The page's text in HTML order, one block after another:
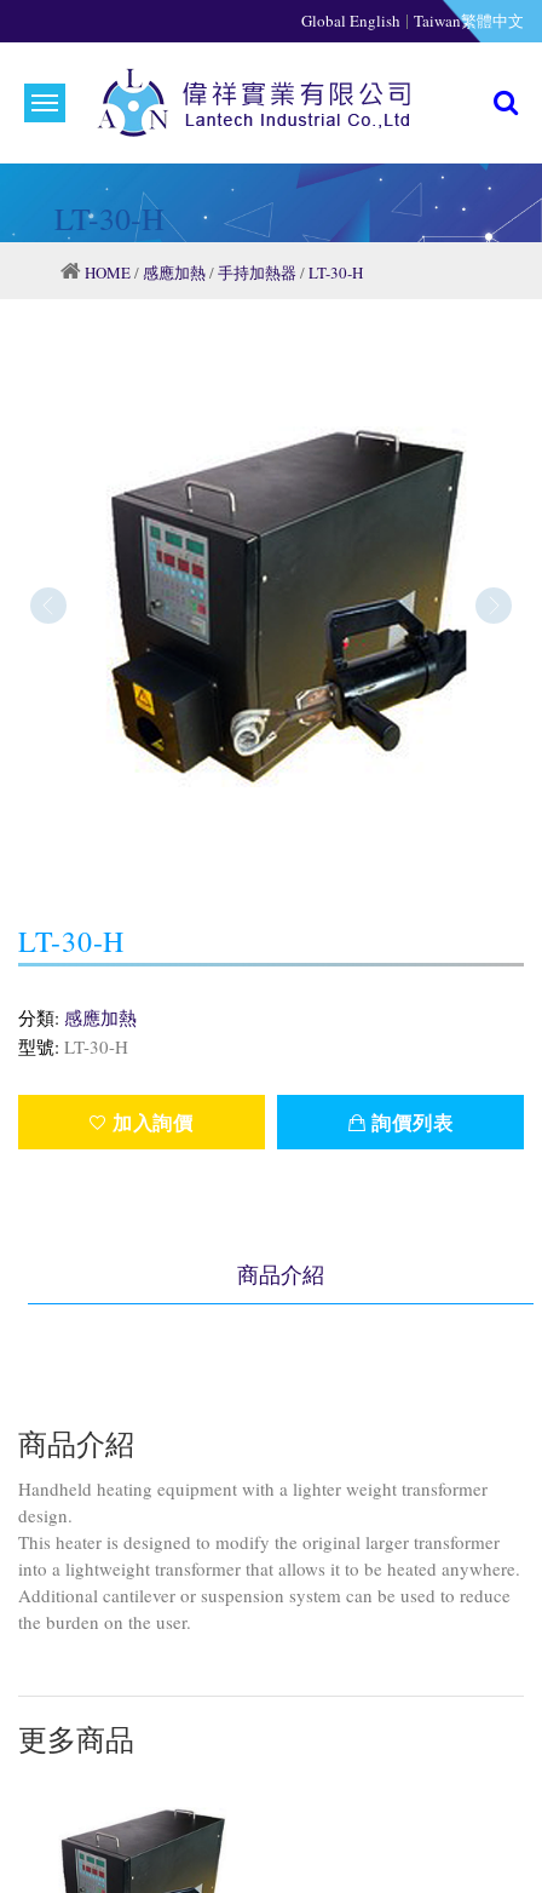
Global English | Taiwan繁體中文
LT-30-H
HOME/感應加熱/手持加熱器 /LT-30-H
LT-30-H
分類: 感應加熱
型號: LT-30-H
加入詢價 詢價列表
商品介紹
商品介紹
Handheld heating equipment with a lighter weight transformer
design.
This heater is designed to modify the original larger transformer
into a lightweight transformer that allows it to be heated anywhere.
Additional cantilever or suspension system can be used to reduce
the burden on the user.
更多商品